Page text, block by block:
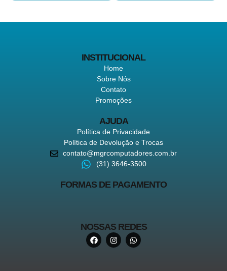
INSTITUCIONAL
Home
Sobre Nós
Contato
Promoções
AJUDA
Política de Privacidade
Política de Devolução e Trocas
contato@mgrcomputadores.com.br
(31) 3646-3500
FORMAS DE PAGAMENTO
NOSSAS REDES